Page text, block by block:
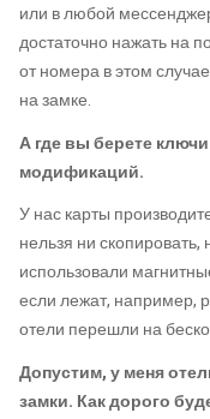
или в любой
достаточно нажать на
от номера в этом
на замке.
А где вы берете
модификаций.
У нас карты
нельзя ни
использовали
если лежат, например,
отели перешли на
Допустим, у меня
замки. Как дорого